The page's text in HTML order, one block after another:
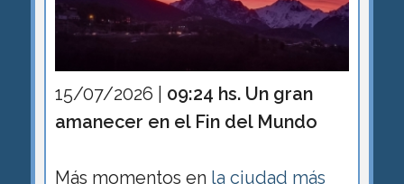
15/07/2026 | 09:24 hs. Un gran
amanecer en el Fin del Mundo
Más momentos en la ciudad más